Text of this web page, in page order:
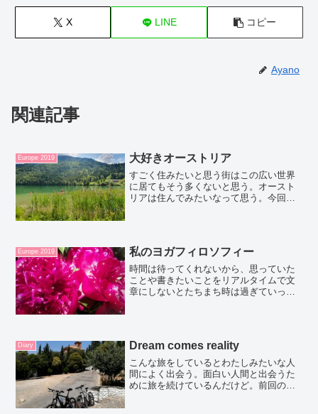
X LINE コピー
Ayano
関連記事
Europe 2019 大好きオーストリア
すごく住みたいと思う街はこの広い世界
に居てもそう多くないと思う。オースト
リアは住んでみたいなって思う。今回ス
かった街、世界遺産、美術...
Europe 2019 私のヨガフィロソフィー
時間は待ってくれないから、思っていた
ことや書きたいことをリアルタイムで文
章にしないとたちまち時は過ぎていっ
Diary Dream comes reality
こんな旅をしているとわたしみたいな人
間によく出会う。面白い人間と出会うた
めに旅を続けているんだけど。前回のブ